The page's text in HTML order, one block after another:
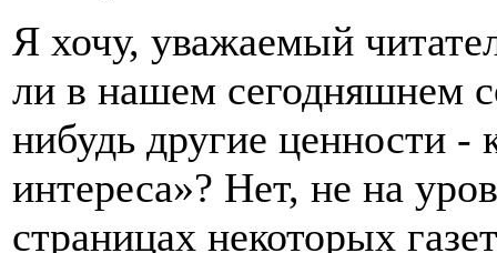
Я хочу, уважаемый
ли в нашем сегодняшнем
нибудь другие ценности -
интереса»? Нет, не на
страницах некоторых